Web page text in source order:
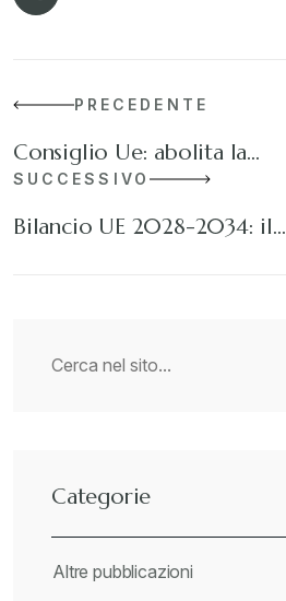
PRECEDENTE
Consiglio Ue: abolita la…
SUCCESSIVO
Bilancio UE 2028-2034: il…
Categorie
Altre pubblicazioni